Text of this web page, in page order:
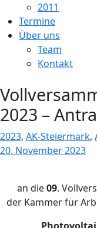
2011
Termine
Über uns
Team
Kontakt
2023 –
2023, AK-Steiermark,
20. November 2023
an die09.
der Kammer für